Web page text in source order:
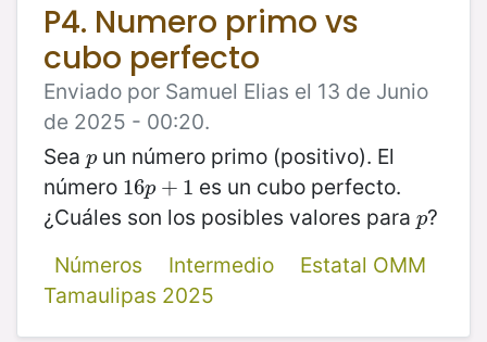
P4. Numero primo vs
cubo perfecto
Enviado por Samuel Elias el 13 de Junio
de 2025 - 00:20.
Sea p
pun número primo (positivo). El
número 16p + 1
16p +1
es un cubo perfecto.
¿Cuáles son los posibles valores para p
p?
Números
Intermedio
Estatal OMM
Tamaulipas 2025